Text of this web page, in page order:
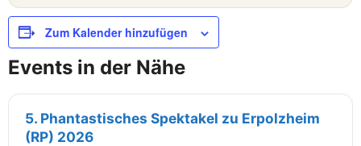
Zum Kalender hinzufügen
Events in der Nähe
5. Phantastisches Spektakel zu Erpolzheim
(RP) 2026